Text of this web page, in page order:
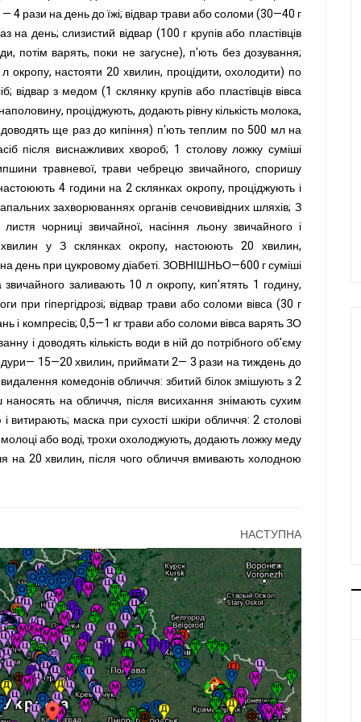
— 4 рази на день до їжі; відвар трави або соломи (30—40 г
день; слизистий відвар (100 г крупів або пластівців
потім варять, поки не загусне), п'ють без дозування;
окропу, настояти 20 хвилин, процідити, охолодити) по
відвар з медом (1 склянку крупів або пластівців вівса
проціджують, додають рівну кількість молока,
ще раз до кипіння) п'ють теплим по 500 мл на
після виснажливих хвороб; 1 столову ложку суміші
травневої, трави чебрецю звичайного, споришу
4 години на 2 склянках окропу, проціджують і
захворюваннях органів сечовивідних шляхів; З
чорниці звичайної, насіння льону звичайного і
у З склянках окропу, настоюють 20 хвилин,
день при цукровому діабеті. ЗОВНІШНЬО—600 г суміші
заливають 10 л окропу, кип'ятять 1 годину,
при гіпергідрозі; відвар трави або соломи вівса (30 г
і компресів; 0,5—1 кг трави або соломи вівса варять ЗО
і доводять кількість води в ній до потрібного об'єму
15—20 хвилин, приймати 2— 3 рази на тиждень до
комедонів обличчя: збитий білок змішують з 2
на обличчя, після висихання знімають сухим
маска при сухості шкіри обличчя: 2 столові
або воді, трохи охолоджують, додають ложку меду
на 20 хвилин, після чого обличчя вмивають холодною
НАСТУПНА